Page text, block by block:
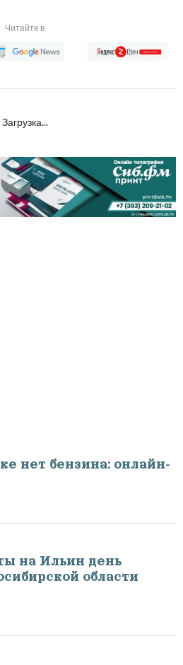
Читайте в
Загрузка...
нет бензина: онлайн-
на Ильин день
области